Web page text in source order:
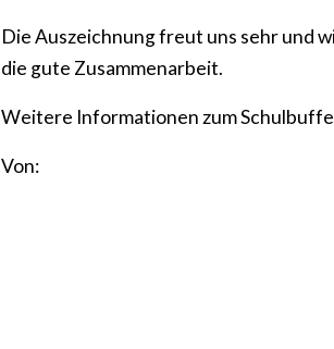
Die Auszeichnung freut uns sehr und
die gute Zusammenarbeit.
Weitere Informationen zum
Von: